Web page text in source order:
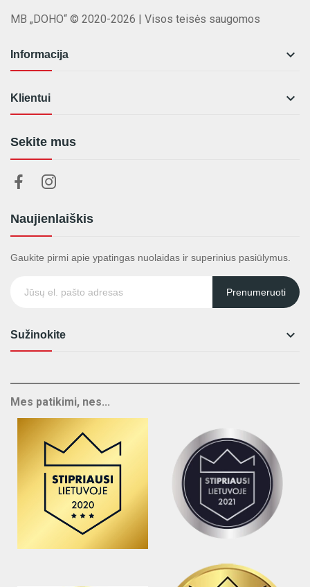
MB „DOHO“ © 2020-2026 | Visos teisės saugomos
Informacija 
Klientui 
Sekite mus
Naujienlaiškis
Gaukite pirmi apie ypatingas nuolaidas ir superinius pasiūlymus.
Prenumeruoti
Sužinokite 
Mes patikimi, nes...